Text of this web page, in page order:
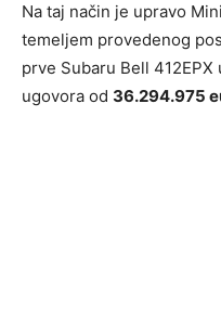
Na taj način je upravo
temeljem provedenog
prve Subaru Bell
ugovora od 36.294.975